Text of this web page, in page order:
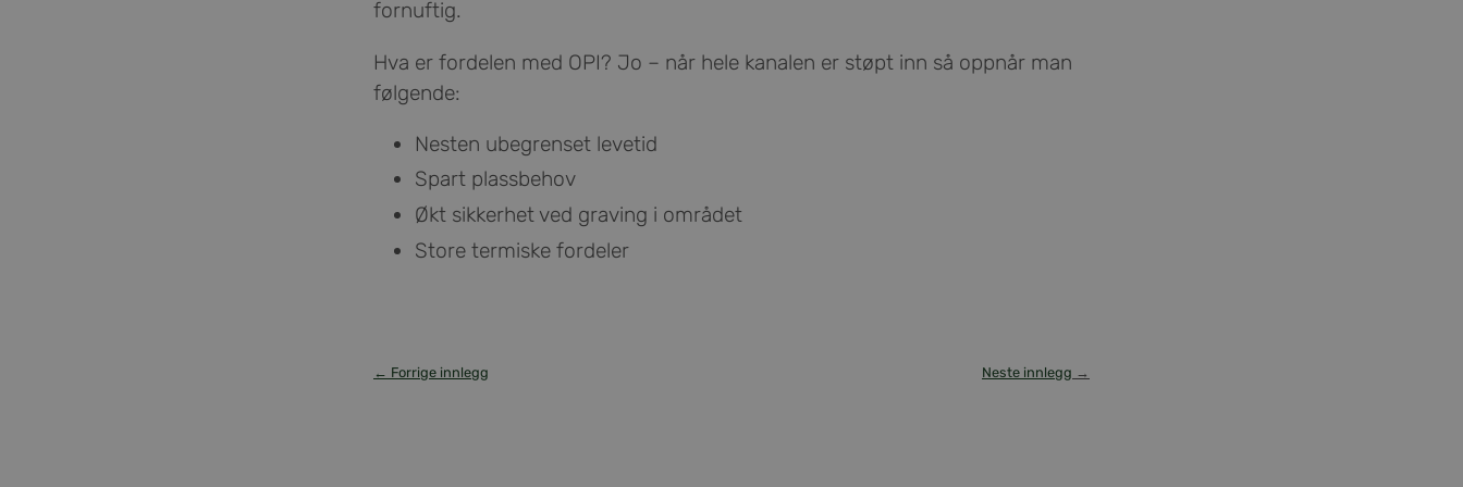
fornuftig.
Hva er fordelen med OPI? Jo – når hele kanalen er støpt inn så oppnår man
følgende:
Nesten ubegrenset levetid
Spart plassbehov
Økt sikkerhet ved graving i området
Store termiske fordeler
← Forrige innlegg Neste innlegg →